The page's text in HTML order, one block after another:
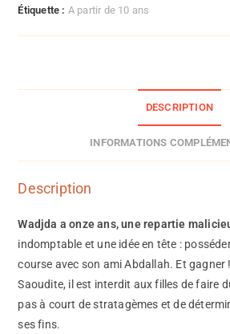
Étiquette : A partir de 10 ans
DESCRIPTION
INFORMATIONS
Description
Wadjda a onze ans, une repartie
indomptable et une idée en tête :
course avec son ami Abdallah. Et gagner
Saoudite, il est interdit aux filles de faire
pas à court de stratagèmes et de
ses fins.